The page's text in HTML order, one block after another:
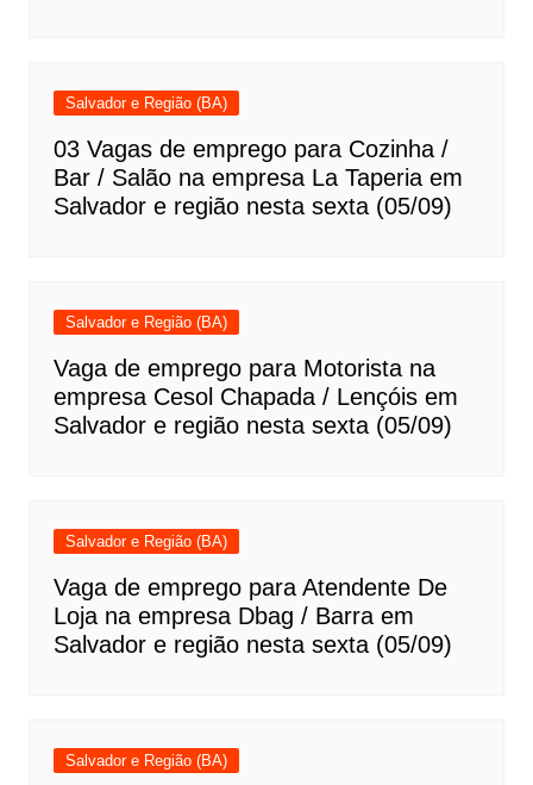
Salvador e Região (BA)
03 Vagas de emprego para Cozinha /
Bar / Salão na empresa La Taperia em
Salvador e região nesta sexta (05/09)
Salvador e Região (BA)
Vaga de emprego para Motorista na
empresa Cesol Chapada / Lençóis em
Salvador e região nesta sexta (05/09)
Salvador e Região (BA)
Vaga de emprego para Atendente De
Loja na empresa Dbag / Barra em
Salvador e região nesta sexta (05/09)
Salvador e Região (BA)